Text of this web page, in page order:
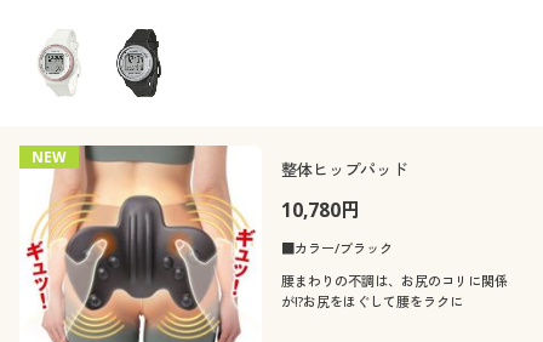
NEW
整体ヒップパッド
10,780円
■カラー/ブラック
腰まわりの不調は、お尻のコリに関係
が!?お尻をほぐして腰をラクに